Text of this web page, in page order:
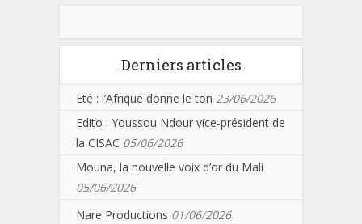
Derniers articles
Eté : l’Afrique donne le ton 23/06/2026
Edito : Youssou Ndour vice-président de
la CISAC 05/06/2026
Mouna, la nouvelle voix d’or du Mali
05/06/2026
Nare Productions 01/06/2026